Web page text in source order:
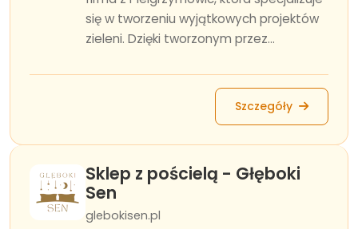
się w tworzeniu wyjątkowych projektów
zieleni. Dzięki tworzonym przez...
Szczegóły
Sklep z pościelą - Głęboki
Sen
glebokisen.pl